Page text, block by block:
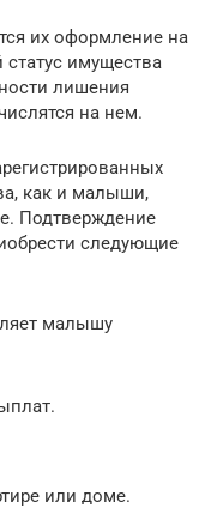
их оформление на
имущества
лишения
на нем.
как и малыши,
Подтверждение
следующие
малышу
или доме.